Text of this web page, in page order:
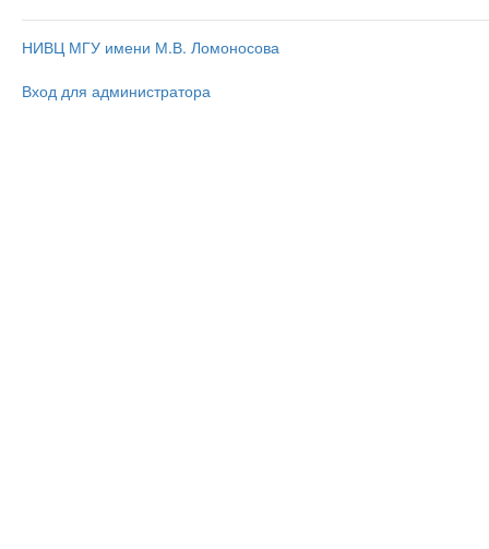
НИВЦ МГУ имени М.В. Ломоносова
Вход для администратора